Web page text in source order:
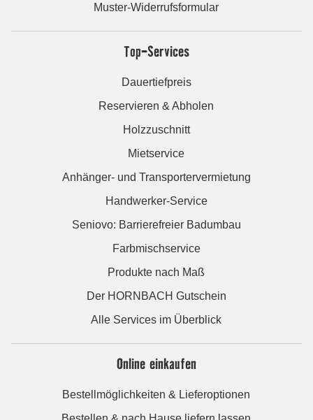
Muster-Widerrufsformular
Top-Services
Dauertiefpreis
Reservieren & Abholen
Holzzuschnitt
Mietservice
Anhänger- und Transportervermietung
Handwerker-Service
Seniovo: Barrierefreier Badumbau
Farbmischservice
Produkte nach Maß
Der HORNBACH Gutschein
Alle Services im Überblick
Online einkaufen
Bestellmöglichkeiten & Lieferoptionen